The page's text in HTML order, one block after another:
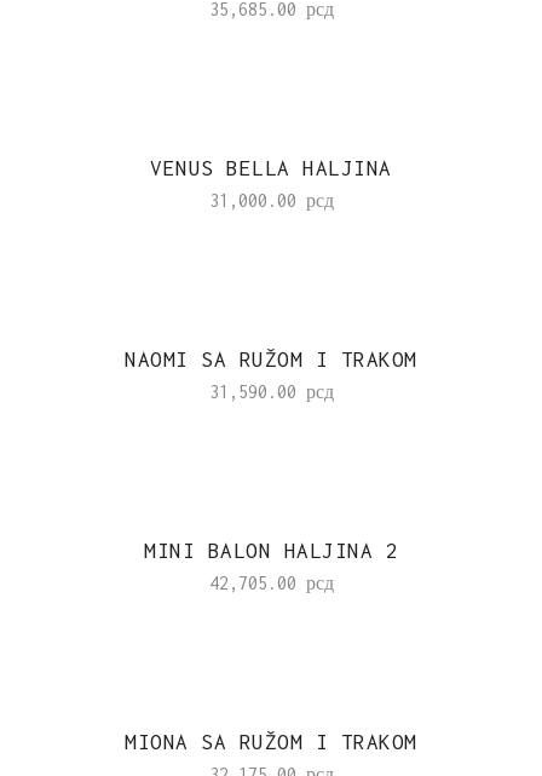
35,685.00 рсд
VENUS BELLA HALJINA
31,000.00 рсд
NAOMI SA RUŽOM I TRAKOM
31,590.00 рсд
MINI BALON HALJINA 2
42,705.00 рсд
MIONA SA RUŽOM I TRAKOM